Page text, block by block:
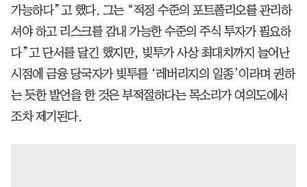
가능하다”고 했다. 그는 “적정 수준의 포트폴리오를 관리하
셔야 하고 리스크를 감내 가능한 수준의 주식 투자가 필요하
다”고 단서를 달긴 했지만, 빚투가 사상 최대치까지 늘어난
시점에 금융 당국자가 빚투를 ‘레버리지의 일종’이라며 권하
는 듯한 발언을 한 것은 부적절하다는 목소리가 여의도에서
조차 제기된다.